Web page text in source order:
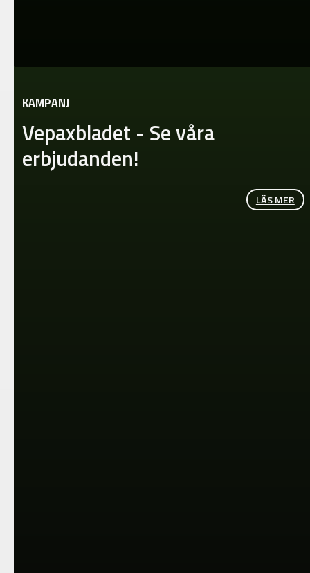
KAMPANJ
Vepaxbladet - Se våra
erbjudanden!
LÄS MER